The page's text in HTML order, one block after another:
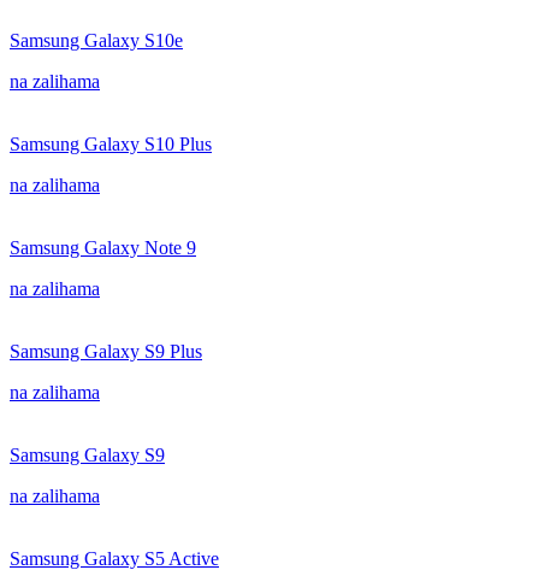
Samsung Galaxy S10e
na zalihama
Samsung Galaxy S10 Plus
na zalihama
Samsung Galaxy Note 9
na zalihama
Samsung Galaxy S9 Plus
na zalihama
Samsung Galaxy S9
na zalihama
Samsung Galaxy S5 Active